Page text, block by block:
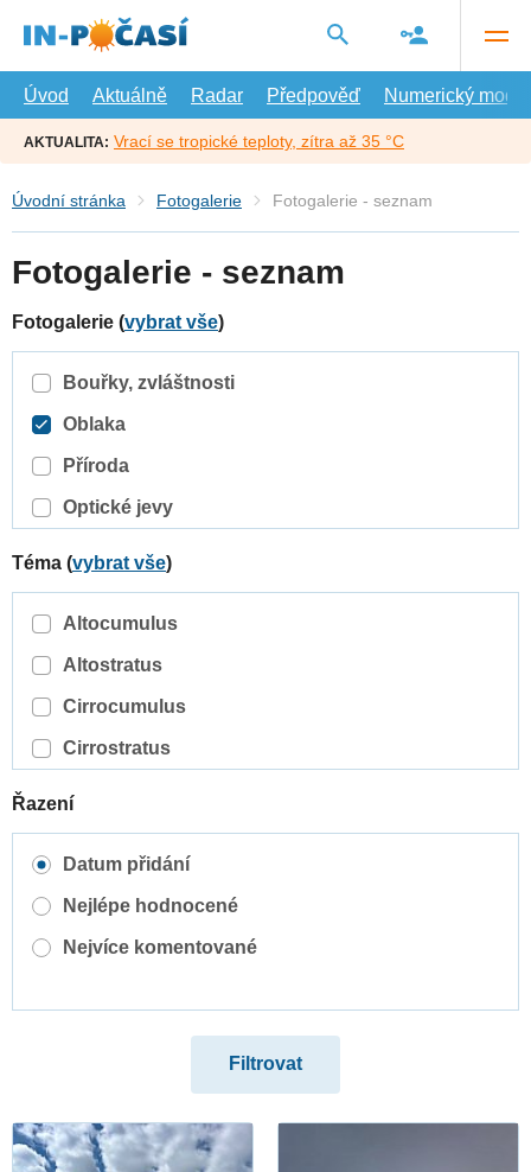
hlavní
Úvod
Aktuálně Radar Předpověď Numerický model
AKTUALITA: Vrací se tropické teploty, zítra až 35 °C
Úvodní stránka Fotogalerie Fotogalerie - seznam
Fotogalerie - seznam
Fotogalerie (vybrat vše)
Bouřky, zvláštnosti
Oblaka
Příroda
Optické jevy
Téma (vybrat vše)
Altocumulus
Altostratus
Cirrocumulus
Cirrostratus
Cumulonimbus
Cumulus
Nimbostratus
Orografické oblaky
Řazení
Datum přidání
Nejlépe hodnocené
Nejvíce komentované